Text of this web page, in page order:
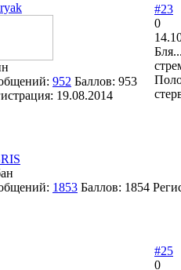
952 Баллов: 953
19.08.2014
#23
0
1853 Баллов: 1854
#25
0